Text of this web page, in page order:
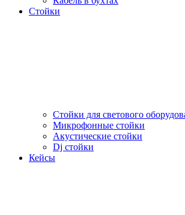
Стойки
Стойки для светового
Микрофонные стойки
Акустические стойки
Dj стойки
Кейсы